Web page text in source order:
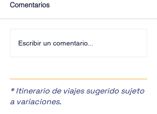
¡Descubre la magia de la
Comentarios
Escribir un comentario...
* Itinerario de viajes sugerido sujeto
a variaciones.